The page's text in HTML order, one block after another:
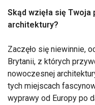
Skąd wzięła się
architektury?
Zaczęło się niewinnie,
Brytanii, z których
nowoczesnej
tych miejscach
wyprawy od Europy po